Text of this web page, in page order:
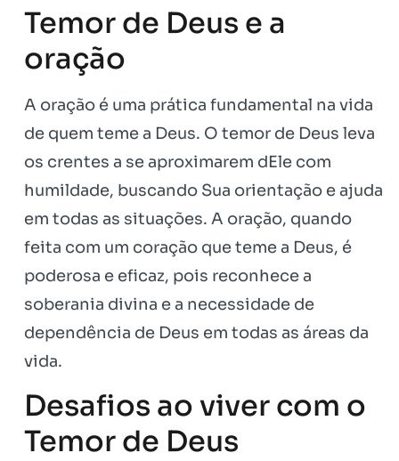
Temor de Deus e a
oração
A oração é uma prática fundamental na vida
de quem teme a Deus. O temor de Deus leva
os crentes a se aproximarem dEle com
humildade, buscando Sua orientação e ajuda
em todas as situações. A oração, quando
feita com um coração que teme a Deus, é
poderosa e eficaz, pois reconhece a
soberania divina e a necessidade de
dependência de Deus em todas as áreas da
vida.
Desafios ao viver com o
Temor de Deus